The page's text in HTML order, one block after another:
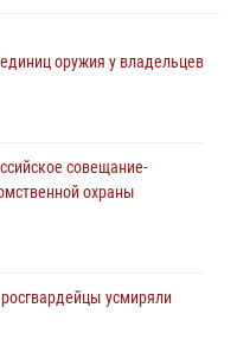
оружия у владельцев
совещание-
охраны
усмиряли